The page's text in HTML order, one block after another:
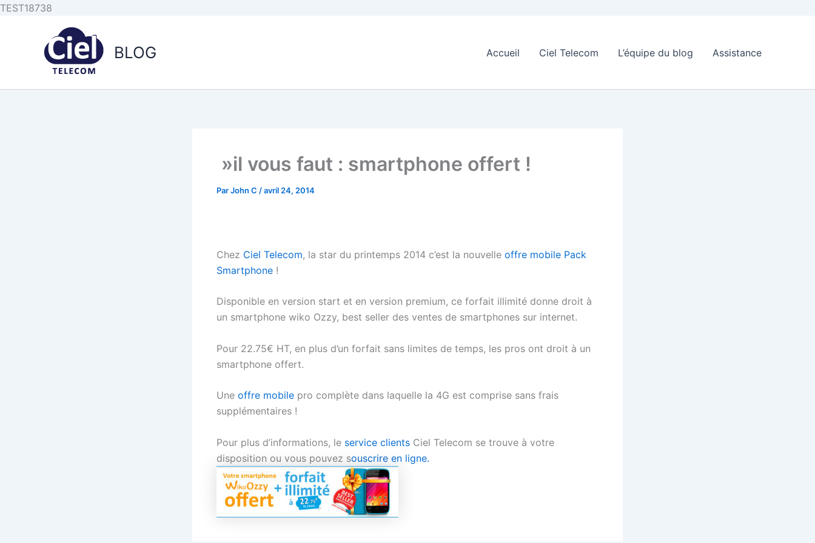
TEST18738
contenu
Aller
BLOG Accueil Ciel Telecom L’équipe du blog Assistance
»il vous faut : smartphone offert !
ParJohn C /avril 24, 2014
Chez Ciel Telecom, la star du printemps 2014 c’est la nouvelle offre mobile Pack
Smartphone !
Disponible en version start et en version premium, ce forfait illimité donne droit à
un smartphone wiko Ozzy, best seller des ventes de smartphones sur internet.
Pour 22.75€ HT, en plus d’un forfait sans limites de temps, les pros ont droit à un
smartphone offert.
Une offre mobile pro complète dans laquelle la 4G est comprise sans frais
supplémentaires !
Pour plus d’informations, le service clients Ciel Telecom se trouve à votre
disposition ou vous pouvez souscrire en ligne.